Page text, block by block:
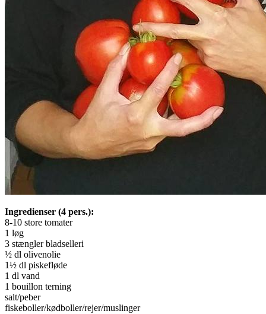
Ingredienser (4 pers.):
8-10 store tomater
1 løg
3 stængler bladselleri
½ dl olivenolie
1½ dl piskefløde
1 dl vand
1 bouillon terning
salt/peber
fiskeboller/kødboller/rejer/muslinger